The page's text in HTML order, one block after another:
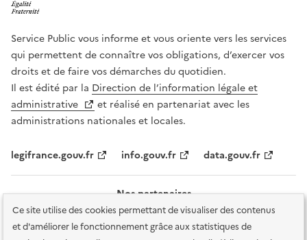
Ce site utilise des cookies permettant de visualiser des contenus
et d'améliorer le fonctionnement grâce aux statistiques de
Service Public vous informe et vous oriente vers les services
qui permettent de connaître vos obligations, d’exercer vos
droits et de faire vos démarches du quotidien.
Il est édité par la Direction de l’information légale et
administrative
et réalisé en partenariat avec les
administrations nationales et locales.
legifrance.gouv.fr info.gouv.fr data.gouv.fr
Nos partenaires